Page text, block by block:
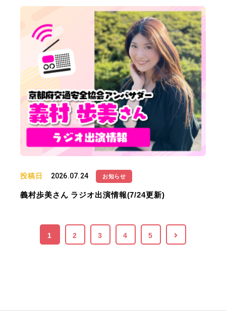
投稿日 2026.07.24 お知らせ
義村歩美さん ラジオ出演情報(7/24更新)
1 2 3 4 5